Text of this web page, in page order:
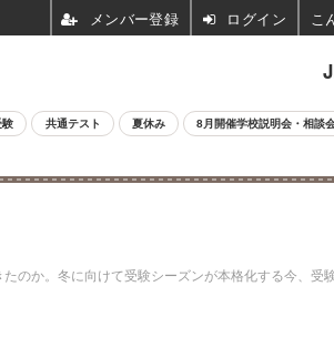
験 共通テスト 夏休み 8月開催学校説明会・相談
のか。冬に向けて受験シーズンが本格化する今、受
ログイン こ